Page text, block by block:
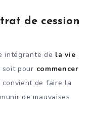
de cession
intégrante de la vie
soit pour commencer
convient de faire la
de mauvaises